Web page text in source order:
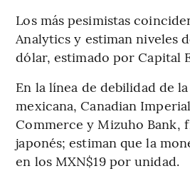
Los más pesimistas
Analytics y estiman niveles
dólar, estimado por Capital
En la línea de debilidad de
mexicana, Canadian
Commerce y Mizuho Bank,
japonés; estiman que la
en los MXN$19 por unidad.